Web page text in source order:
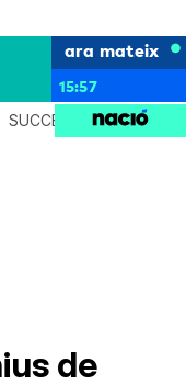
ara mateix
15:57
SUCCESSOS AGENDA
de